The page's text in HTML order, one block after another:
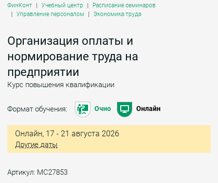
ФинКонт Учебный центр
Расписание семинаров
Управление персоналом
Экономика труда
Организация оплаты и
нормирование труда на
предприятии
Курс повышения квалификации
Формат обучения: Очно Онлайн
Онлайн, 17 - 21 августа 2026
Другие даты
Артикул: МС27853
Даю согласие на обработку персональных
Заказать